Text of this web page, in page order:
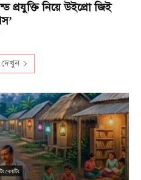
প্রযুক্তি নিয়ে উইপ্রো জিই
বেলাটিং